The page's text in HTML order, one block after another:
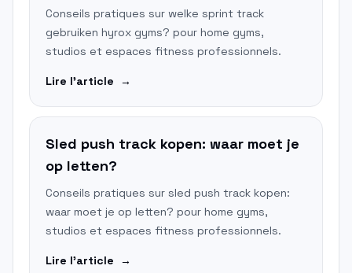
Conseils pratiques sur welke sprint track
gebruiken hyrox gyms? pour home gyms,
studios et espaces fitness professionnels.
Lire l'article →
Sled push track kopen: waar moet je
op letten?
Conseils pratiques sur sled push track kopen:
waar moet je op letten? pour home gyms,
studios et espaces fitness professionnels.
Lire l'article →